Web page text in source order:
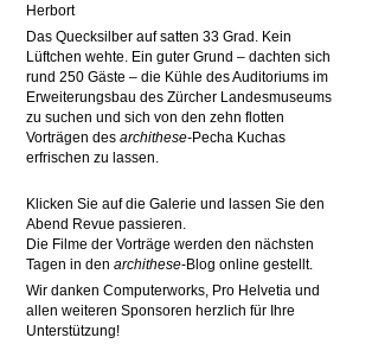
Herbort
Das Quecksilber auf satten 33 Grad. Kein
Lüftchen wehte. Ein guter Grund – dachten sich
rund 250 Gäste – die Kühle des Auditoriums im
Erweiterungsbau des Zürcher Landesmuseums
zu suchen und sich von den zehn flotten
Vorträgen desarchithese-Pecha Kuchas
erfrischen zu lassen.
Klicken Sie auf die Galerie und lassen Sie den
Abend Revue passieren.
Die Filme der Vorträge werden den nächsten
Tagen in denarchithese-Blog online gestellt.
Wir danken Computerworks, Pro Helvetia und
allen weiteren Sponsoren herzlich für Ihre
Unterstützung!